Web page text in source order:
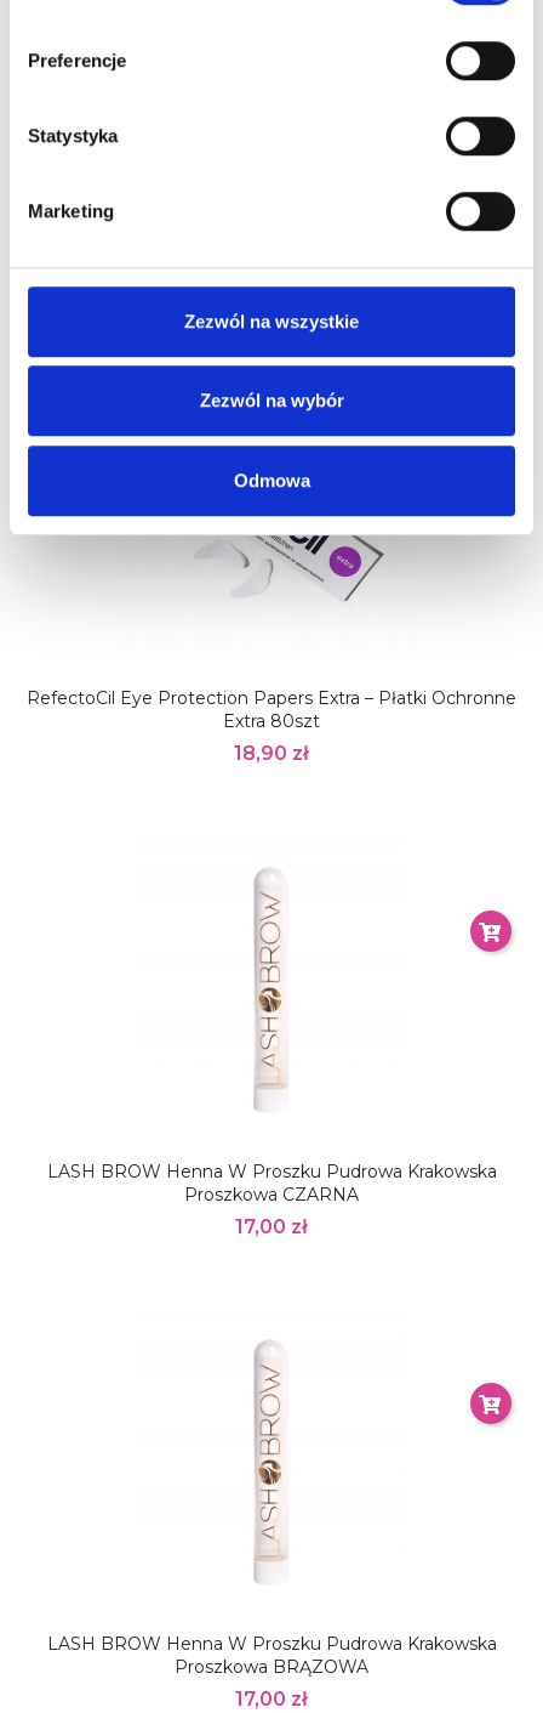
Preferencje
Statystyka
Marketing
Zezwól na wszystkie
Zezwól na wybór
Odmowa
14,90 zł
RefectoCil Eye Protection Papers Extra – Płatki Ochronne
Extra 80szt
18,90 zł
LASH BROW Henna W Proszku Pudrowa Krakowska
Proszkowa CZARNA
17,00 zł
LASH BROW Henna W Proszku Pudrowa Krakowska
Proszkowa BRĄZOWA
17,00 zł